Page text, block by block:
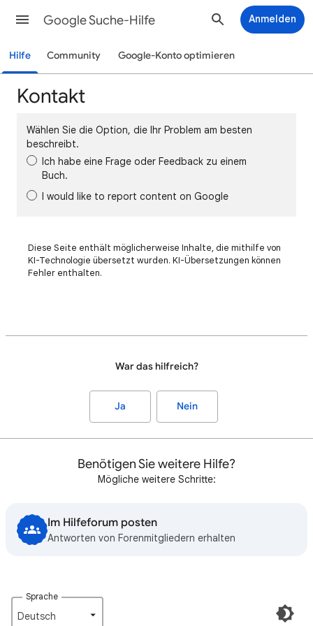
Google Suche-Hilfe Anmelden
Hilfe Community Google-Konto optimieren
Kontakt
Wählen Sie die Option, die Ihr Problem am besten
beschreibt.
Ich habe eine Frage oder Feedback zu einem
Buch.
I would like to report content on Google
Diese Seite enthält möglicherweise Inhalte, die mithilfe von
KI-Technologie übersetzt wurden. KI-Übersetzungen können
Fehler enthalten.
War das hilfreich?
Ja Nein
Benötigen Sie weitere Hilfe?
Mögliche weitere Schritte:
Im Hilfeforum posten
Antworten von Forenmitgliedern erhalten
Sprache
Deutsch‎